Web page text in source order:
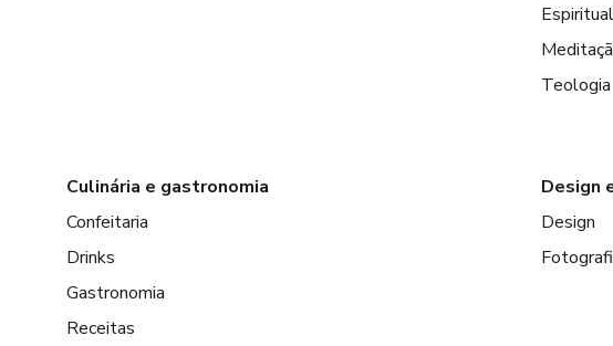
Teologia
Culinária e gastronomia
Confeitaria
Drinks
Gastronomia
Receitas
Design
Design